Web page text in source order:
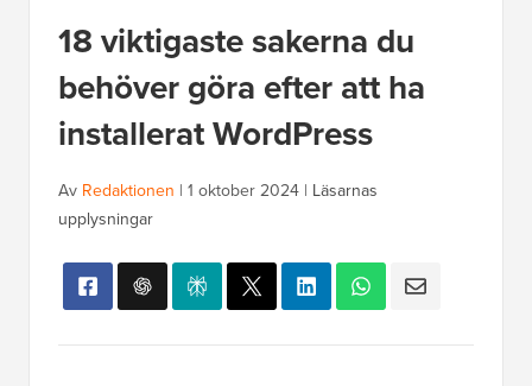
18 viktigaste sakerna du
behöver göra efter att ha
installerat WordPress
Av Redaktionen | 1 oktober 2024 | Läsarnas
upplysningar